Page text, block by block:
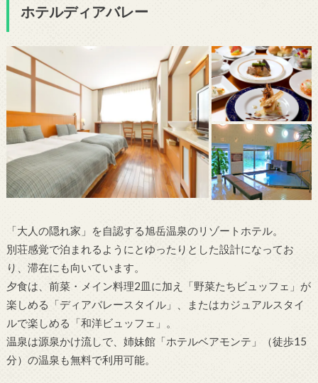
ホテルディアバレー
「大人の隠れ家」を自認する旭岳温泉のリゾートホテル。
別荘感覚で泊まれるようにとゆったりとした設計になってお
り、滞在にも向いています。
夕食は、前菜・メイン料理2皿に加え「野菜たちビュッフェ」が
楽しめる「ディアバレースタイル」、またはカジュアルスタイ
ルで楽しめる「和洋ビュッフェ」。
温泉は源泉かけ流しで、姉妹館「ホテルベアモンテ」（徒歩15
分）の温泉も無料で利用可能。